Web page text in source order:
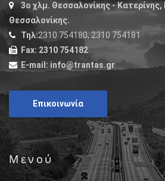
3ο χλμ. Θεσσαλονίκης -
Θεσσαλονίκης.
Τηλ:2310 754180, 2310 754181
Fax: 2310 754182
E-mail: info@trantas.gr
Επικοινωνία
Μενού